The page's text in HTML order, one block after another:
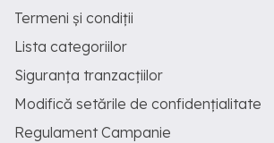
Termeni și condiții
Lista categoriilor
Siguranța tranzacțiilor
Modifică setările de confidențialitate
Regulament Campanie